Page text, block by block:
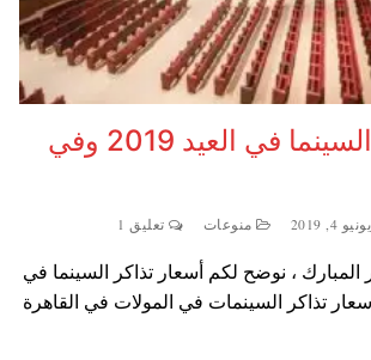
أسعار تذاكر السينما في العيد 2019 وفي
يونيو 4, 2019 منوعات تعليق 1
، نوضح لكم أسعار تذاكر السينما في
، كذلك أسعار تذاكر السينمات في المولات في القاهرة